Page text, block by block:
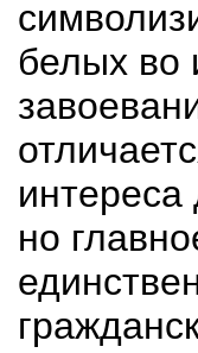
белых во
интереса
но